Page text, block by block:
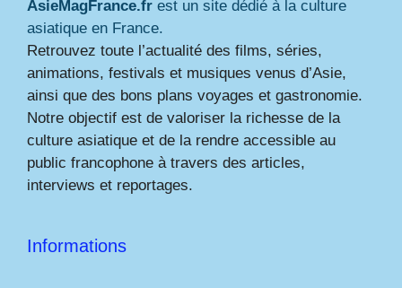
AsieMagFrance.fr est un site dédié à la culture
asiatique en France.
Retrouvez toute l’actualité des films, séries,
animations, festivals et musiques venus d’Asie,
ainsi que des bons plans voyages et gastronomie.
Notre objectif est de valoriser la richesse de la
culture asiatique et de la rendre accessible au
public francophone à travers des articles,
interviews et reportages.
Informations